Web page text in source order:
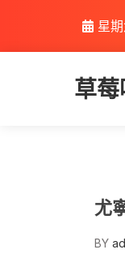
content
星
草
尤
BY